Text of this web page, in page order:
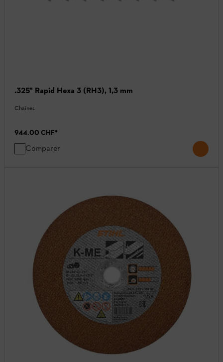
.325" Rapid Hexa 3 (RH3), 1,3 mm
Chaînes
944.00 CHF*
Comparer